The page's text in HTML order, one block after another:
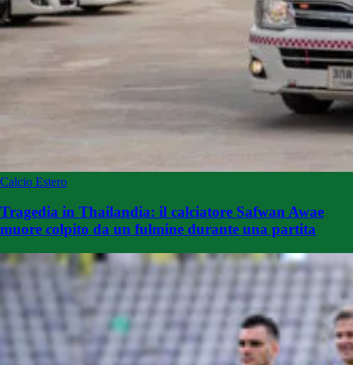
Calcio Estero
Tragedia in Thailandia: il calciatore Safwan Awae
muore colpito da un fulmine durante una partita